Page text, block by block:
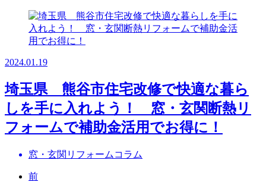
2024.01.19
埼玉県 熊谷市住宅改修で快適な暮ら
しを手に入れよう！ 窓・玄関断熱リ
フォームで補助金活用でお得に！
窓・玄関リフォームコラム
前